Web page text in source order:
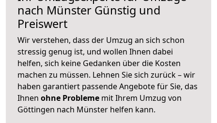
nach Münster Günstig und
Preiswert
Wir verstehen, dass der Umzug an sich schon
stressig genug ist, und wollen Ihnen dabei
helfen, sich keine Gedanken über die Kosten
machen zu müssen. Lehnen Sie sich zurück – wir
haben garantiert passende Angebote für Sie, das
Ihnen ohne Probleme mit Ihrem Umzug von
Göttingen nach Münster helfen kann.